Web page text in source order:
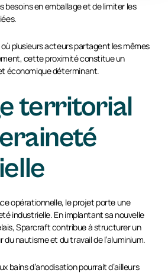
besoins en emballage et de limiter les
plusieurs acteurs partagent les mêmes
cette proximité constitue un
économique déterminant.
territorial
opérationnelle, le projet porte une
industrielle. En implantant sa nouvelle
Sparcraft contribue à structurer un
nautisme et du travail de l’aluminium.
bains d’anodisation pourrait d’ailleurs